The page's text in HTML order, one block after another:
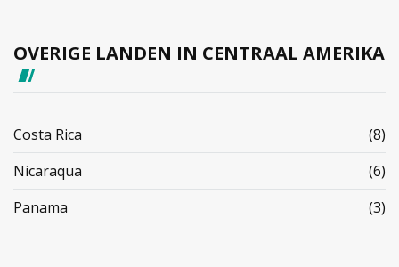
OVERIGE LANDEN IN CENTRAAL AMERIKA
Costa Rica
(8)
Nicaraqua
(6)
Panama
(3)